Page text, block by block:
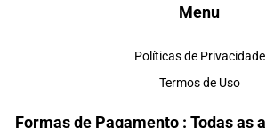
Menu
Políticas de Privacidade
Termos de Uso
Formas de Pagamento : Todas as